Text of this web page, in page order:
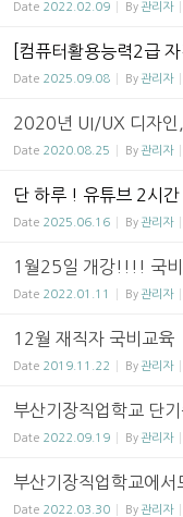
Date 2022.02.09 By관리자
[컴퓨터활용능력2급
Date 2025.09.08 By관리자
2020년 UI/UX 디자인,
Date 2020.08.25 By관리자
단 하루 ! 유튜브 2시
Date 2025.06.16 By관리자
1월25일 개강!!!! 국비
Date 2022.01.11 By관리자
12월 재직자 국비교육
Date 2019.11.22 By관리자
부산기장직업학교 단
Date 2022.09.19 By관리자
부산기장직업학교에
Date 2022.03.30 By관리자